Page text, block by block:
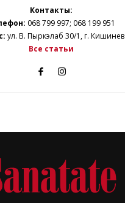
Контакты:
068 799 997; 068 199 951
ул. В. Пыркэлаб 30/1, г. Кишинев
Все статьи